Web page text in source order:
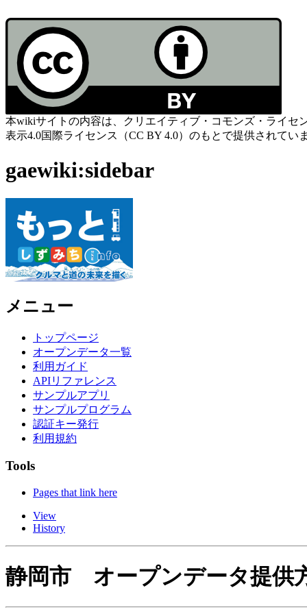
本wikiサイトの内容は、クリエイティブ・コモンズ・ライセ
表示4.0国際ライセンス（CC BY 4.0）のもとで提供されてい
gaewiki:sidebar
メニュー
トップページ
オープンデータ一覧
利用ガイド
APIリファレンス
サンプルアプリ
サンプルプログラム
認証キー発行
利用規約
Tools
Pages that link here
View
History
静岡市 オープンデータ提供